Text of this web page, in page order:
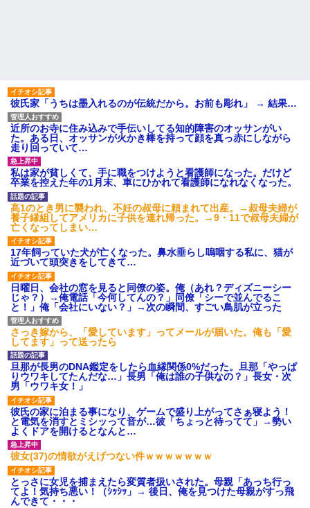
彼氏家「うちは墨入れるのが伝統だから。お前も彫れ」 → 結果…
近所のお寺に住み込みで手伝いしてる知的障害のオッサンがい
た。ある日、オッサンが火かき棒を持って顔を真っ赤にしながら
走り回っていて…
私は家が貧しくて、手に職をつけようと看護師になった。だけど
卒業を控えた年の1月末、車にひかれて看護師になれなくなった。
高1のとき男に襲われ、不妊の叔母に頼まれて出産。→叔母夫婦が
養子縁組してアメリカに子供を連れ帰った。→9・11で叔母夫婦が
亡くなってしまい…
17年飼っていた犬が亡くなった。鼻水垂らし嗚咽する私に、猫が
近づいて頭突きをしてきて…
日曜日、会社の窓を見ると同僚の姿。俺（あれ？ディズニーシー
じゃ？）→俺電話「今何してんの？」同僚「シーで並んでるこ
と！」俺「会社にいない？」→次の瞬間、すごい鳥肌が立った
さっき嫁から、「愛しています」ってメールが届いた。俺も「愛
してます」って送ったら
旦那が長男のDNA鑑定をしたら血縁関係0%だった。旦那「やっぱ
りウワキしてたんだな…」長男「俺は誰の子供なの？」長女・次
男「ウワキ女！」
彼氏の家に泊まる事になり、ゲームで盛り上がってさぁ寝よう！
と電気を消すとミシッって音が…彼「ちょっと待ってて」→勢い
よくドアを開けるとなんと…
彼女(37)の情欲がえげつない件ｗｗｗｗｗｗｗ
とっさに女児を捕まえたら変質者扱いされた。母親「あっち行っ
てよ！気持ち悪い！（ｼｯｼｯ」→ 後日、俺を見つけた母親がすっ飛
んできて・・・